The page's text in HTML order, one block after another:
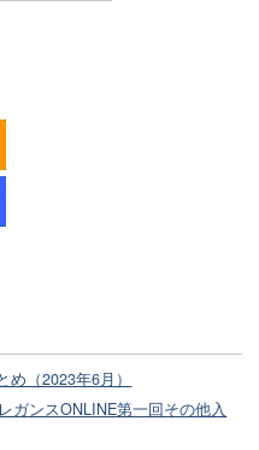
（2023年6月）
ガンスONLINE第一回その他入